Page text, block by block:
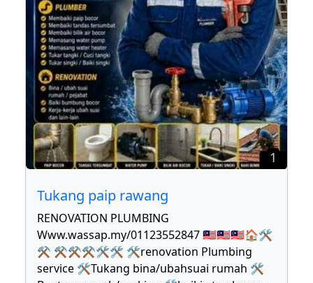
1
Tukang paip rawang
RENOVATION PLUMBING
Www.wassap.my/01123552847 🇲🇾🇲🇾🇲🇾🏠🛠
⚒ ⚒⚒⚒🛠🛠 🛠renovation Plumbing
service 🛠Tukang bina/ubahsuai rumah 🛠